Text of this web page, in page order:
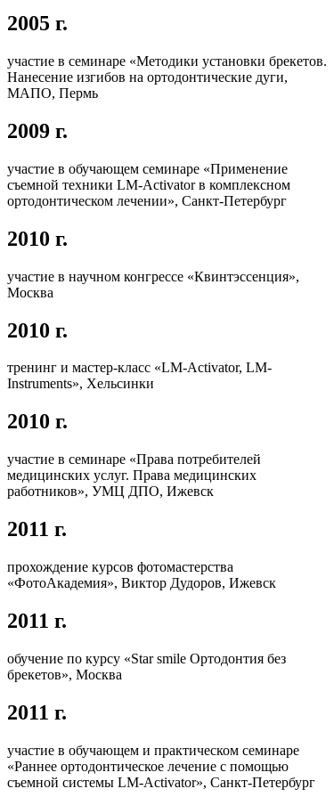
2005 г.
участие в семинаре «Методики установки брекетов.
Нанесение изгибов на ортодонтические дуги,
МАПО, Пермь
2009 г.
участие в обучающем семинаре «Применение
съемной техники LM-Activator в комплексном
ортодонтическом лечении», Санкт-Петербург
2010 г.
участие в научном конгрессе «Квинтэссенция»,
Москва
2010 г.
тренинг и мастер-класс «LM-Activator, LM-
Instruments», Хельсинки
2010 г.
участие в семинаре «Права потребителей
медицинских услуг. Права медицинских
работников», УМЦ ДПО, Ижевск
2011 г.
прохождение курсов фотомастерства
«ФотоАкадемия», Виктор Дудоров, Ижевск
2011 г.
обучение по курсу «Star smile Ортодонтия без
брекетов», Москва
2011 г.
участие в обучающем и практическом семинаре
«Раннее ортодонтическое лечение с помощью
съемной системы LM-Activator», Санкт-Петербург